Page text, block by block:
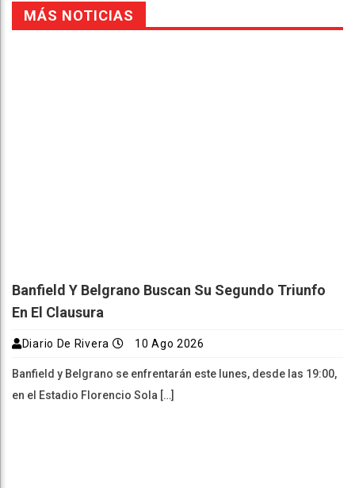
MÁS NOTICIAS
Banfield Y Belgrano Buscan Su Segundo Triunfo
En El Clausura
Diario De Rivera 10 Ago 2026
Banfield y Belgrano se enfrentarán este lunes, desde las 19:00,
en el Estadio Florencio Sola […]